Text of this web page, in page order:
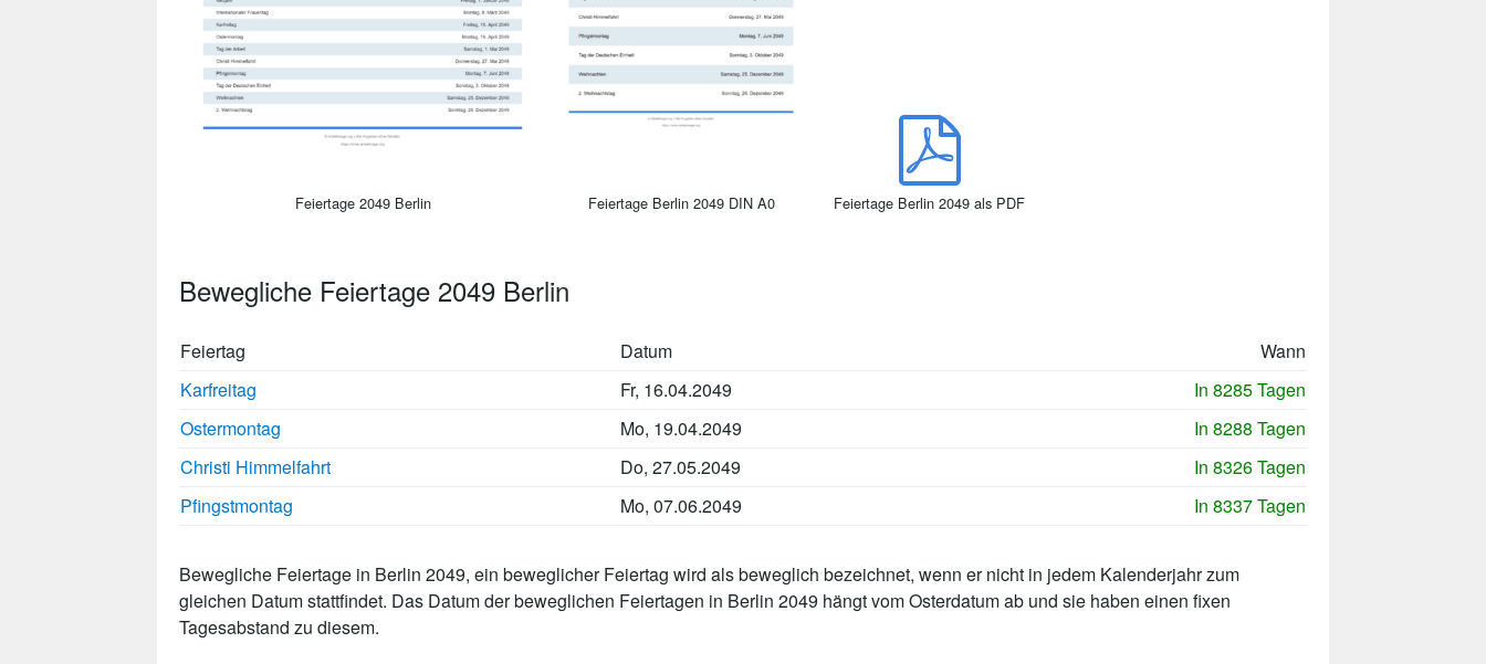
Feiertage 2049 Berlin Feiertage Berlin 2049 DIN A0 Feiertage Berlin 2049 als PDF
Bewegliche Feiertage 2049 Berlin
Feiertag Datum
Wann
Karfreitag
Fr, 16.04.2049
In 8285 Tagen
Ostermontag
Mo, 19.04.2049
In 8288 Tagen
Christi Himmelfahrt
Do, 27.05.2049
In 8326 Tagen
Pfingstmontag
Mo, 07.06.2049 In 8337 Tagen
Bewegliche Feiertage in Berlin 2049, ein beweglicher Feiertag wird als beweglich bezeichnet, wenn er nicht in jedem Kalenderjahr zum
gleichen Datum stattfindet. Das Datum der beweglichen Feiertagen in Berlin 2049 hängt vom Osterdatum ab und sie haben einen fixen
Tagesabstand zu diesem.